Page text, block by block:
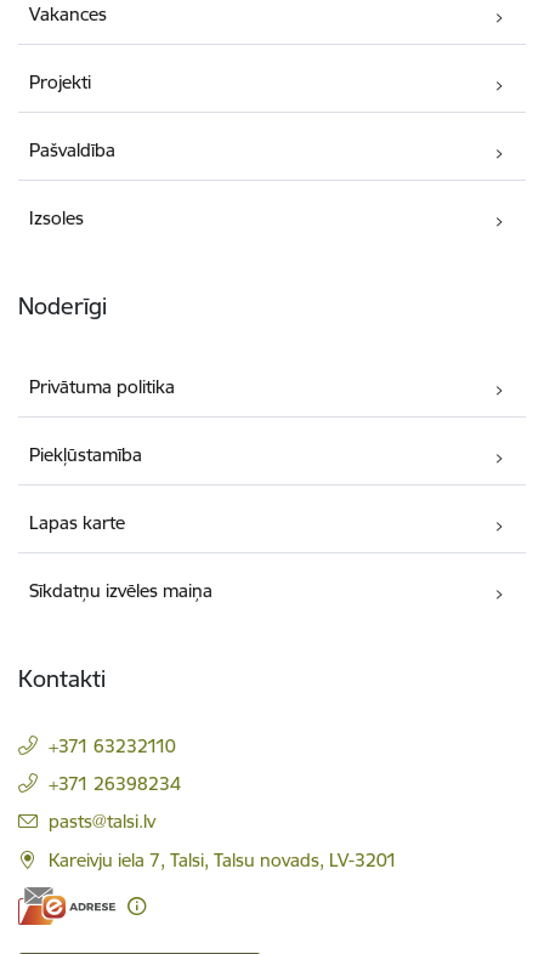
Vakances
Projekti
Pašvaldība
Izsoles
Noderīgi
Privātuma politika
Piekļūstamība
Lapas karte
Sīkdatņu izvēles maiņa
Kontakti
+371 63232110
+371 26398234
E-pasts:
pasts@talsi.lv
Kareivju iela 7, Talsi, Talsu novads, LV-3201